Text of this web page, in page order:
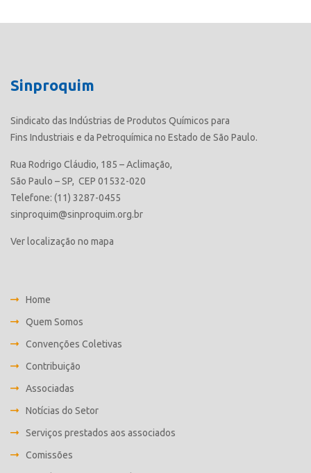
Sinproquim
Sindicato das Indústrias de Produtos Químicos para
Fins Industriais e da Petroquímica no Estado de São Paulo.
Rua Rodrigo Cláudio, 185 – Aclimação,
São Paulo – SP, CEP 01532-020
Telefone: (11) 3287-0455
sinproquim@sinproquim.org.br
Ver localização no mapa
Home
Quem Somos
Convenções Coletivas
Contribuição
Associadas
Notícias do Setor
Serviços prestados aos associados
Comissões